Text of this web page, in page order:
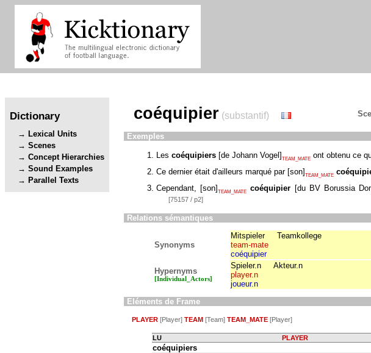
Dictionary
Lexical Units
Scenes
Concept Hierarchies
Sound Examples
Parallel Texts
coéquipier (substantif)
Exemples
Les coéquipiers [de Johann Vogel ] TEAM_MATE ont obtenu ce
Ce dernier était d'ailleurs marqué par [son] TEAM_MATE
Cependant, [son]TEAM_MATE coéquipier [du BV Borussia
[75157 / p2]
Relations sémantiques
Synonyms
Mitspieler
Teamkollege
team-mate
coéquipier
Hypernyms
[Individual_Actors]
Spieler.n
Akteur.n
player.n
joueur.n
Eléments de Frame
PLAYER [Player] TEAM [Team] TEAM_MATE [Player]
LU PLAYER
coéquipiers